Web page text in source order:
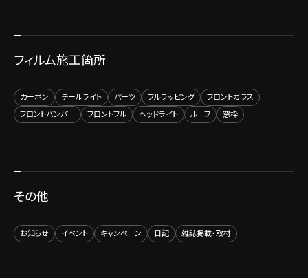
フィルム施工箇所
カーボン テールライト パーツ フルラッピング
フロントガラス
フロントバンパー
フロントフル ヘッドライト ルーフ 窓枠
その他
お知らせ イベント キャンペーン 日記 雑誌掲載・取材